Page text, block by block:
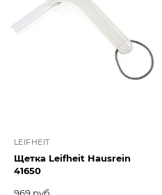
LEIFHEIT
Щетка Leifheit Hausrein
41650